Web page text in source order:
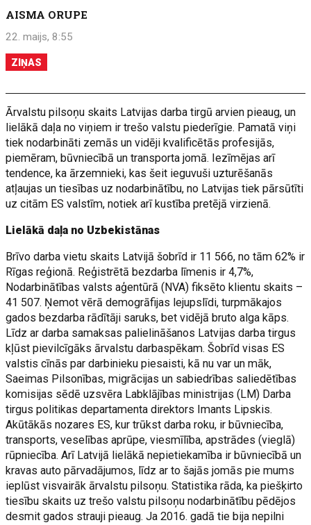
AISMA ORUPE
22. maijs, 8:55
ZIŅAS
Ārvalstu pilsoņu skaits Latvijas darba tirgū arvien pieaug, un
lielākā daļa no viņiem ir trešo valstu piederīgie. Pamatā viņi
tiek nodarbināti zemās un vidēji kvalificētās profesijās,
piemēram, būvniecībā un transporta jomā. Iezīmējas arī
tendence, ka ārzemnieki, kas šeit ieguvuši uzturēšanās
atļaujas un tiesības uz nodarbinātību, no Latvijas tiek pārsūtīti
uz citām ES valstīm, notiek arī kustība pretējā virzienā.
Lielākā daļa no Uzbekistānas
Brīvo darba vietu skaits Latvijā šobrīd ir 11 566, no tām 62% ir
Rīgas reģionā. Reģistrētā bezdarba līmenis ir 4,7%,
Nodarbinātības valsts aģentūrā (NVA) fiksēto klientu skaits –
41 507. Ņemot vērā demogrāfijas lejupslīdi, turpmākajos
gados bezdarba rādītāji saruks, bet vidējā bruto alga kāps.
Līdz ar darba samaksas palielināšanos Latvijas darba tirgus
kļūst pievilcīgāks ārvalstu darbaspēkam. Šobrīd visas ES
valstis cīnās par darbinieku piesaisti, kā nu var un māk,
Saeimas Pilsonības, migrācijas un sabiedrības saliedētības
komisijas sēdē uzsvēra Labklājības ministrijas (LM) Darba
tirgus politikas departamenta direktors Imants Lipskis.
Akūtākās nozares ES, kur trūkst darba roku, ir būvniecība,
transports, veselības aprūpe, viesmīlība, apstrādes (vieglā)
rūpniecība. Arī Latvijā lielākā nepietiekamība ir būvniecībā un
kravas auto pārvadājumos, līdz ar to šajās jomās pie mums
ieplūst visvairāk ārvalstu pilsoņu. Statistika rāda, ka piešķirto
tiesību skaits uz trešo valstu pilsoņu nodarbinātību pēdējos
desmit gados strauji pieaug. Ja 2016. gadā tie bija nepilni